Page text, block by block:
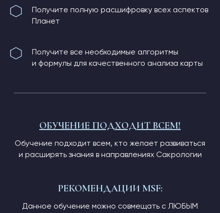
Получите полную расшифровку всех аспектов
Планет
Получите все необходимые алгоритмы
и формулы для качественного анализа карты
ОБУЧЕНИЕ ПОДХОДИТ ВСЕМ!
Обучение подходит всем, кто желает развиваться
и расширять знания в направлениях Сакрологии
РЕКОМЕНДАЦИИ MSF:
Данное обучение можно совмещать с ЛЮБЫМ